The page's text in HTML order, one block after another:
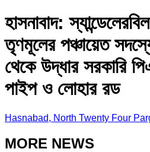
হাসনাবাদ:
তৃণমূলের পঞ্চায়েত
থেকে উদ্ধার সরকারি
পাইপ ও লোহার রড
Hasnabad, North Twenty Four
MORE NEWS